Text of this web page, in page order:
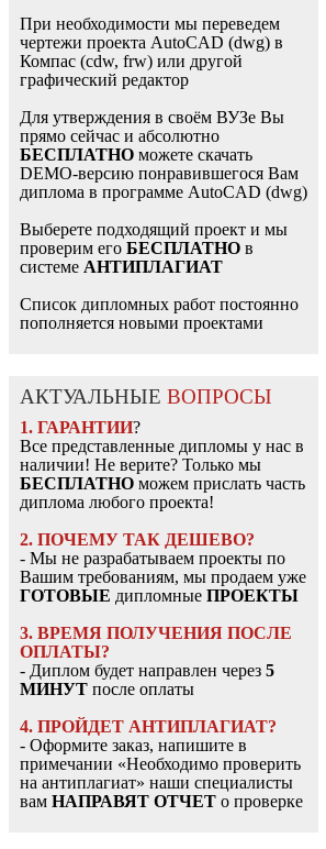
При необходимости мы переведем
чертежи проекта AutoCAD (dwg) в
Компас (cdw, frw) или другой
графический редактор
Для утверждения в своём ВУЗе Вы
прямо сейчас и абсолютно
БЕСПЛАТНО можете скачать
DEMO-версию понравившегося Вам
диплома в программе AutoCAD (dwg)
Выберете подходящий проект и мы
проверим его БЕСПЛАТНО в
системе АНТИПЛАГИАТ
Список дипломных работ постоянно
пополняется новыми проектами
АКТУАЛЬНЫЕ ВОПРОСЫ
1. ГАРАНТИИ?
Все представленные дипломы у нас в
наличии! Не верите? Только мы
БЕСПЛАТНО можем прислать часть
диплома любого проекта!
2. ПОЧЕМУ ТАК ДЕШЕВО?
- Мы не разрабатываем проекты по
Вашим требованиям, мы продаем уже
ГОТОВЫЕ дипломные ПРОЕКТЫ
3. ВРЕМЯ ПОЛУЧЕНИЯ ПОСЛЕ
ОПЛАТЫ?
- Диплом будет направлен через 5
МИНУТ после оплаты
4. ПРОЙДЕТ АНТИПЛАГИАТ?
- Оформите заказ, напишите в
примечании «Необходимо проверить
на антиплагиат» наши специалисты
вам НАПРАВЯТ ОТЧЕТ о проверке